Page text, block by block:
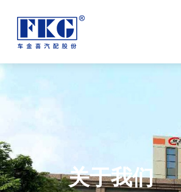
关于我们